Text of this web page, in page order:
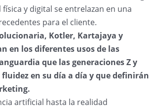
y digital se entrelazan en una
para el cliente.
Kotler, Kartajaya y
en los diferentes usos de las
que las generaciones Z y
en su día a día y que definirán
artificial hasta la realidad